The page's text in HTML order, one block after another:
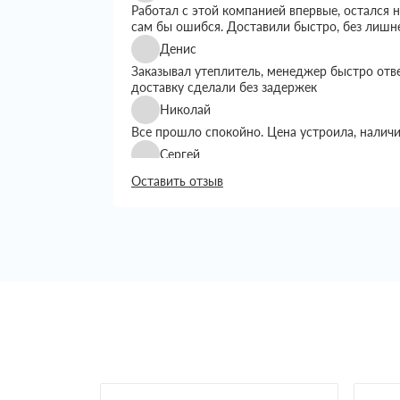
Работал с этой компанией впервые,
сам бы ошибся. Доставили быстро, без
Денис
Заказывал утеплитель, менеджер быстро
доставку сделали без задержек
Николай
Все прошло спокойно. Цена устроила,
Сергей
Искал утеплитель подешевле, тут
выбором. Доставку сделали вовремя, все
возникло, все как обговаривали. В целом
Оставить отзыв